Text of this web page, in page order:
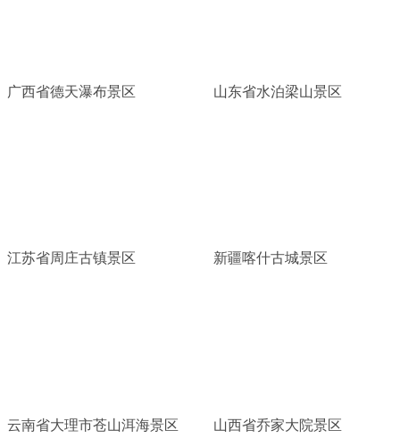
广西省德天瀑布景区 山东省水泊梁山景区
江苏省周庄古镇景区 新疆喀什古城景区
云南省大理市苍山洱海景区 山西省乔家大院景区